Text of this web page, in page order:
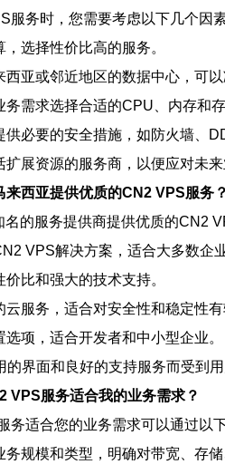
服务时，您需要考虑以下几个因素
选择性价比高的服务。
亚或邻近地区的数据中心，可以
需求选择合适的CPU、内存和存
必要的安全措施，如防火墙、
展资源的服务商，以便应对未来
来西亚提供优质的CN2 VPS服务？
的服务提供商提供优质的CN2
VPS解决方案，适合大多数企业
比和强大的技术支持。
服务，适合对安全性和稳定性有
项，适合开发者和中小型企业。
界面和良好的支持服务而受到用
VPS服务适合我的业务需求？
务适合您的业务需求可以通过以
规模和类型，明确对带宽、存储